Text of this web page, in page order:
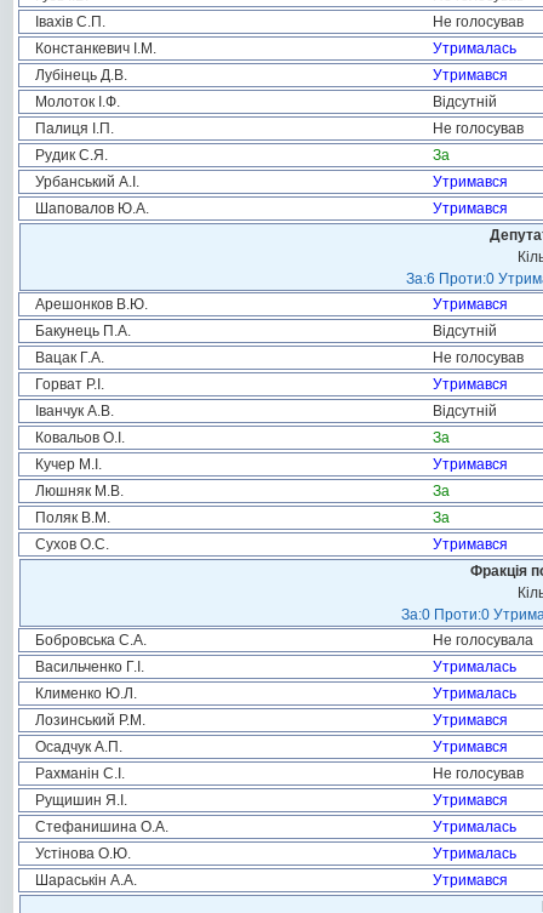
Івахів С.П.
Не голосував
Констанкевич І.М.
Утрималась
Лубінець Д.В.
Утримався
Молоток І.Ф.
Відсутній
Палиця І.П.
Не голосував
Рудик С.Я.
За
Урбанський А.І.
Утримався
Шаповалов Ю.А.
Утримався
За:6 Проти:0
Арешонков В.Ю.
Утримався
Бакунець П.А.
Відсутній
Вацак Г.А.
Не голосував
Горват Р.І.
Утримався
Іванчук А.В.
Відсутній
Ковальов О.І.
За
Кучер М.І.
Утримався
Люшняк М.В.
За
Поляк В.М.
За
Сухов О.С.
Утримався
Фракція
За:0 Проти:0
Бобровська С.А.
Не голосувала
Васильченко Г.І.
Утрималась
Клименко Ю.Л.
Утрималась
Лозинський Р.М.
Утримався
Осадчук А.П.
Утримався
Рахманін С.І.
Не голосував
Рущишин Я.І.
Утримався
Стефанишина О.А.
Утрималась
Устінова О.Ю.
Утрималась
Шараськін А.А.
Утримався